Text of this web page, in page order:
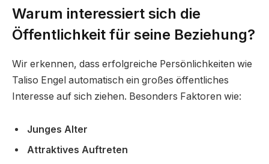
Warum interessiert sich die
Öffentlichkeit für seine Beziehung?
Wir erkennen, dass erfolgreiche Persönlichkeiten wie
Taliso Engel automatisch ein großes öffentliches
Interesse auf sich ziehen. Besonders Faktoren wie:
Junges Alter
Attraktives Auftreten